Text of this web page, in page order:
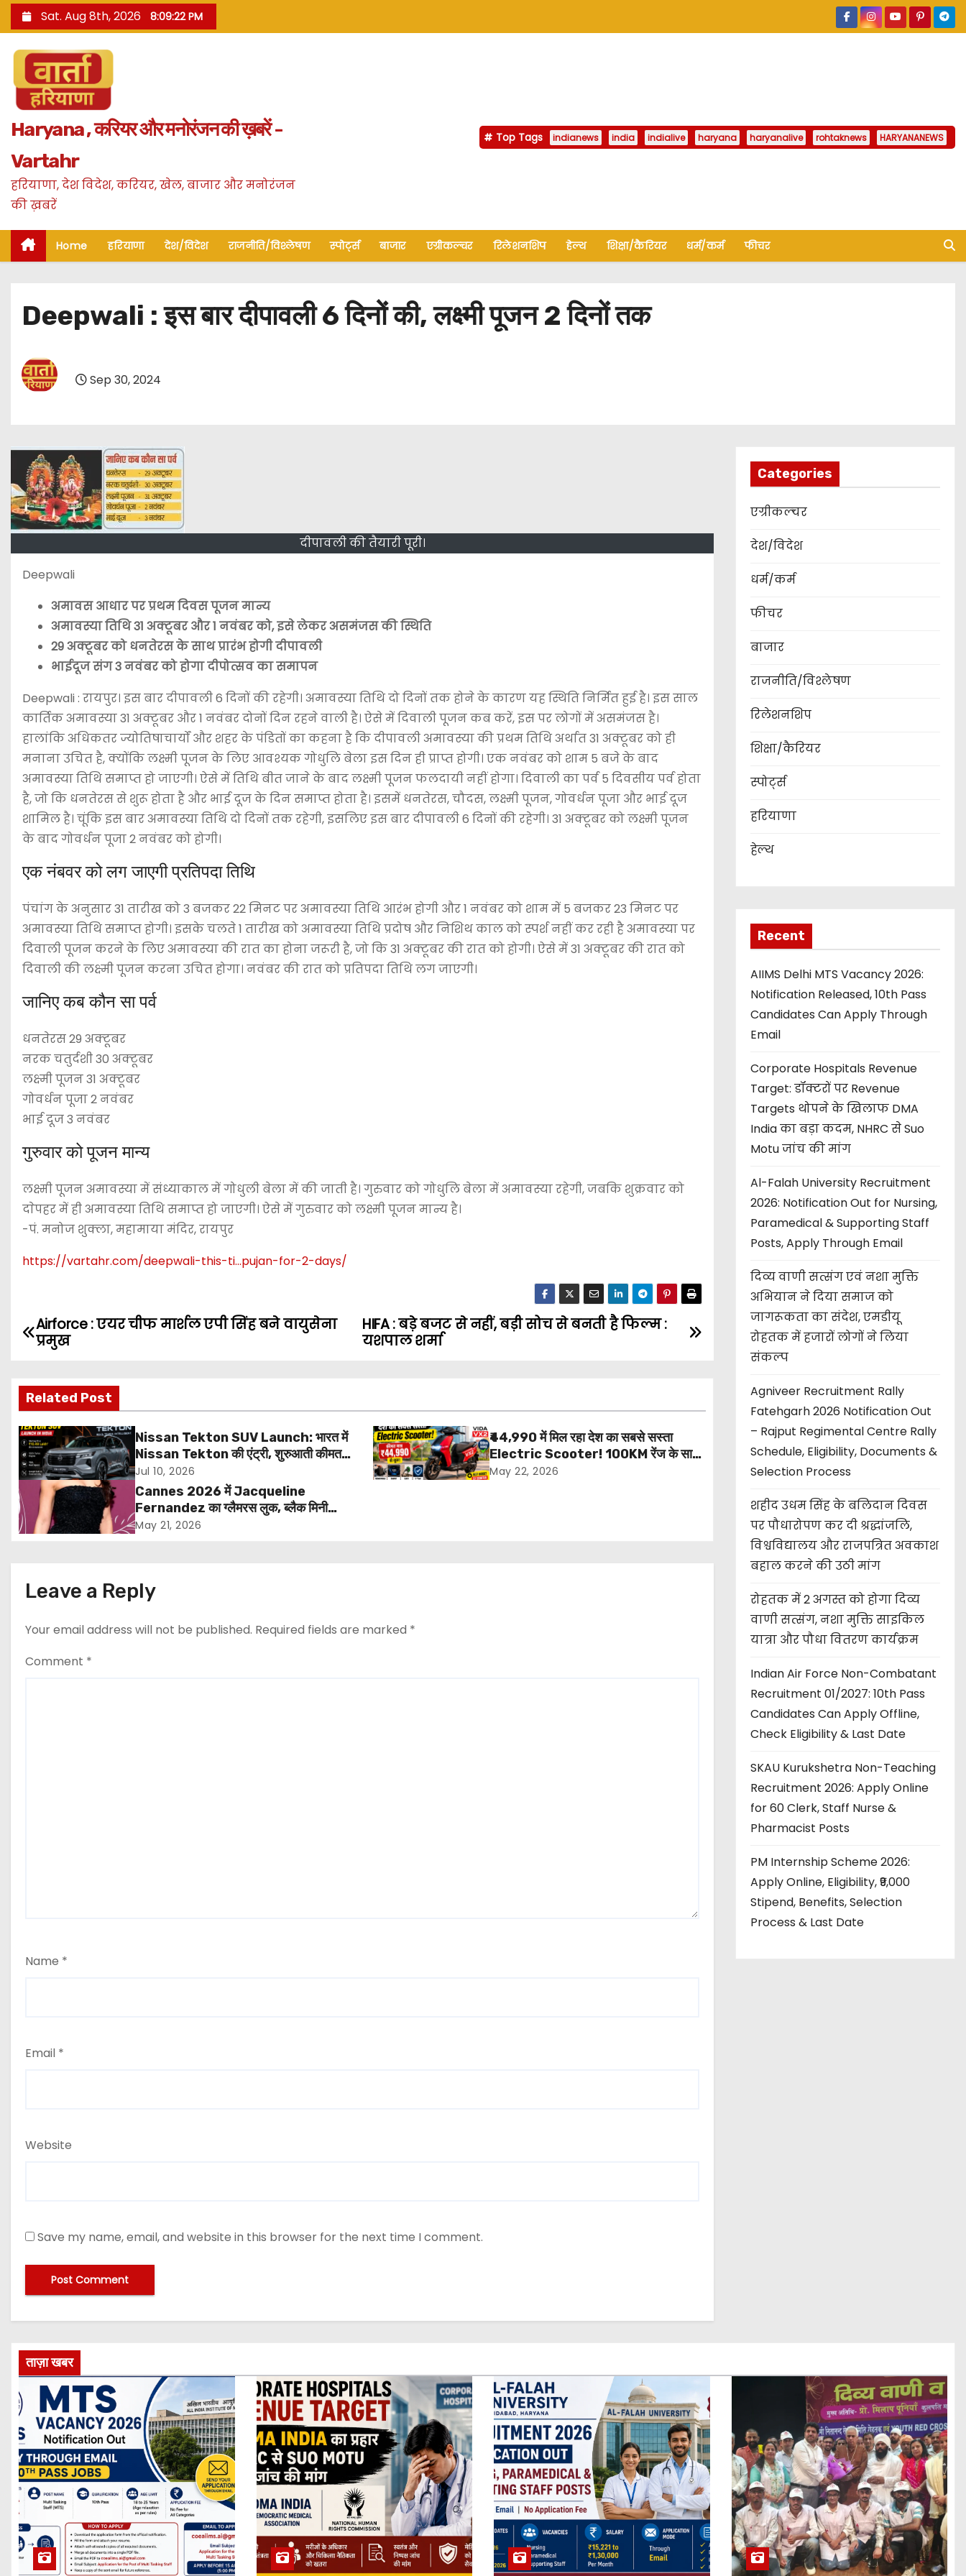
k
n
Sat. Aug 8th, 2026 8:09:24 PM
Haryana , करियर और मनोरंजन की ख़बरें -
Vartahr
हरियाणा, देश विदेश, करियर, खेल, बाजार और मनोरंजन
की ख़बरें
Top Tags indianews india indialive haryana haryanalive rohtaknews HARYANANEWS
Home हरियाणा देश/विदेश राजनीति/विश्लेषण स्पोर्ट्स बाजार एग्रीकल्चर रिलेशनशिप हेल्थ शिक्षा/कैरियर धर्म/कर्म फीचर
Deepwali : इस बार दीपावली 6 दिनों की, लक्ष्मी पूजन 2 दिनों तक
Sep 30, 2024
दीपावली की तैयारी पूरी।
Deepwali
अमावस आधार पर प्रथम दिवस पूजन मान्य
अमावस्या तिथि 31 अक्टूबर और 1 नवंबर को, इसे लेकर असमंजस की स्थिति
29 अक्टूबर को धनतेरस के साथ प्रारंभ होगी दीपावली
भाईदूज संग 3 नवंबर को होगा दीपोत्सव का समापन
Deepwali : रायपुर। इस बार दीपावली 6 दिनों की रहेगी। अमावस्या तिथि दो दिनों तक होने के कारण यह स्थिति निर्मित हुई है। इस साल
कार्तिक अमावस्या 31 अक्टूबर और 1 नवंबर दोनों दिन रहने वाली है। ऐसे में दिवाली पूजन कब करें, इस पर लोगों में असमंजस है।
हालांकि अधिकतर ज्योतिषाचार्यों और शहर के पंडितों का कहना है कि दीपावली अमावस्या की प्रथम तिथि अर्थात 31 अक्टूबर को ही
मनाना उचित है, क्योंकि लक्ष्मी पूजन के लिए आवश्यक गोधुलि बेला इस दिन ही प्राप्त होगी। एक नवंबर को शाम 5 बजे के बाद
अमावस्या तिथि समाप्त हो जाएगी। ऐसे में तिथि बीत जाने के बाद लक्ष्मी पूजन फलदायी नहीं होगा। दिवाली का पर्व 5 दिवसीय पर्व होता
है, जो कि धनतेरस से शुरू होता है और भाई दूज के दिन समाप्‍त होता है। इसमें धनतेरस, चौदस, लक्ष्मी पूजन, गोवर्धन पूजा और भाई दूज
शामिल है। चूंकि इस बार अमावस्या तिथि दो दिनों तक रहेगी, इसलिए इस बार दीपावली 6 दिनों की रहेगी। 31 अक्‍टूबर को लक्ष्मी पूजन
के बाद गोवर्धन पूजा 2 नवंबर को होगी।
एक नंबवर को लग जाएगी प्रतिपदा तिथि
पंचांग के अनुसार 31 तारीख को 3 बजकर 22 मिनट पर अमावस्या तिथि आरंभ होगी और 1 नवंबर को शाम में 5 बजकर 23 मिनट पर
अमावस्या तिथि समाप्त होगी। इसके चलते 1 तारीख को अमावस्या तिथि प्रदोष और निशिथ काल को स्पर्श नहीं कर रही है अमावस्या पर
दिवाली पूजन करने के लिए अमावस्या की रात का होना जरूरी है, जो कि 31 अक्टूबर की रात को होगी। ऐसे में 31 अक्टूबर की रात को
दिवाली की लक्ष्‍मी पूजन करना उचित होगा। नवंबर की रात को प्रतिपदा तिथि लग जाएगी।
जानिए कब कौन सा पर्व
धनतेरस 29 अक्‍टूबर
नरक चतुर्दशी 30 अक्‍टूबर
लक्ष्‍मी पूजन 31 अक्‍टूबर
गोवर्धन पूजा 2 नवंबर
भाई दूज 3 नवंबर
गुरुवार को पूजन मान्य
लक्ष्मी पूजन अमावस्या में संध्याकाल में गोधुली बेला में की जाती है। गुरुवार को गोधुलि बेला में अमावस्या रहेगी, जबकि शुक्रवार को
दाेपहर में ही अमावस्या तिथि समाप्त हो जाएगी। ऐसे में गुरुवार को लक्ष्मी पूजन मान्य है।
-पं. मनोज शुक्ला, महामाया मंदिर, रायपुर
https://vartahr.com/deepwali-this-ti…pujan-for-2-days/
P
s
t
n
a
v
i
a
t
i
HIFA : बड़े बजट से नहीं, बड़ी सोच से बनती है फिल्म :
यशपाल शर्मा
Airforce : एयर चीफ मार्शल एपी सिंह बने वायुसेना
प्रमुख
Related Post
Nissan Tekton SUV Launch: भारत में
Nissan Tekton की एंट्री, शुरुआती कीमत
₹10.49 लाख, 20 जुलाई से डिलीवरी शुरू
Jul 10, 2026
₹44,990 में मिल रहा देश का सबसे सस्ता
Electric Scooter! 100KM रेंज के साथ
Hero Vida VX2 बना गेमचेंजर
May 22, 2026
Cannes 2026 में Jacqueline
Fernandez का ग्लैमरस लुक, ब्लैक मिनी
ड्रेस में ढाया कह
May 21, 2026
Leave a Reply
Your email address will not be published. Required fields are marked *
Comment *
Name *
Email *
Website
Save my name, email, and website in this browser for the next time I comment.
Categories
एग्रीकल्चर
देश/विदेश
धर्म/कर्म
फीचर
बाजार
राजनीति/विश्लेषण
रिलेशनशिप
शिक्षा/कैरियर
स्पोर्ट्स
हरियाणा
हेल्थ
Recent
AIIMS Delhi MTS Vacancy 2026:
Notification Released, 10th Pass
Candidates Can Apply Through
Email
Corporate Hospitals Revenue
Target: डॉक्टरों पर Revenue
Targets थोपने के खिलाफ DMA
India का बड़ा कदम, NHRC से Suo
Motu जांच की मांग
Al-Falah University Recruitment
2026: Notification Out for Nursing,
Paramedical & Supporting Staff
Posts, Apply Through Email
दिव्य वाणी सत्संग एवं नशा मुक्ति
अभियान ने दिया समाज को
जागरूकता का संदेश, एमडीयू
रोहतक में हजारों लोगों ने लिया
संकल्प
Agniveer Recruitment Rally
Fatehgarh 2026 Notification Out
– Rajput Regimental Centre Rally
Schedule, Eligibility, Documents &
Selection Process
शहीद उधम सिंह के बलिदान दिवस
पर पौधारोपण कर दी श्रद्धांजलि,
विश्वविद्यालय और राजपत्रित अवकाश
बहाल करने की उठी मांग
रोहतक में 2 अगस्त को होगा दिव्य
वाणी सत्संग, नशा मुक्ति साइकिल
यात्रा और पौधा वितरण कार्यक्रम
Indian Air Force Non-Combatant
Recruitment 01/2027: 10th Pass
Candidates Can Apply Offline,
Check Eligibility & Last Date
SKAU Kurukshetra Non-Teaching
Recruitment 2026: Apply Online
for 60 Clerk, Staff Nurse &
Pharmacist Posts
PM Internship Scheme 2026:
Apply Online, Eligibility, ₹9,000
Stipend, Benefits, Selection
Process & Last Date
ताज़ा खबर